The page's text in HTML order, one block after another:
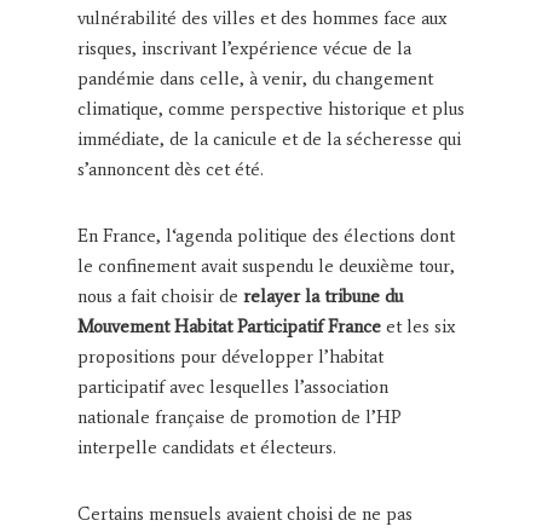
vulnérabilité des villes et des hommes face aux
risques, inscrivant l’expérience vécue de la
pandémie dans celle, à venir, du changement
climatique, comme perspective historique et plus
immédiate, de la canicule et de la sécheresse qui
s’annoncent dès cet été.
En France, l‘agenda politique des élections dont
le confinement avait suspendu le deuxième tour,
nous a fait choisir de relayer la tribune du
Mouvement Habitat Participatif France et les six
propositions pour développer l’habitat
participatif avec lesquelles l’association
nationale française de promotion de l’HP
interpelle candidats et électeurs.
Certains mensuels avaient choisi de ne pas